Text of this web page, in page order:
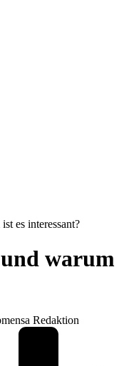
es interessant?
warum
Redaktion